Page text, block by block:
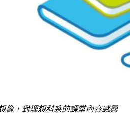
像， 對理想科系的課堂內容感興